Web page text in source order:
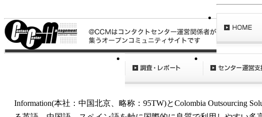
ズと業務提携
Information(本社：中国北京、略称：95TW)とColombia Outsourcing